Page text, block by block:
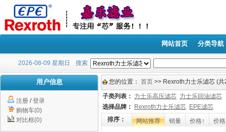
网站首页 分类导航
2026-08-09 星期日 搜索
用户信息
注册 /登录
购物车(0)
对比框(0)
您的位置： 首页 >> Rexroth力士乐滤芯 (
子类列表： 力士乐高压滤芯 力士乐回油滤芯
选择品牌：
Rexroth力士乐滤芯 EPE滤芯
排序：
网站推荐 销量 价格↑ 价